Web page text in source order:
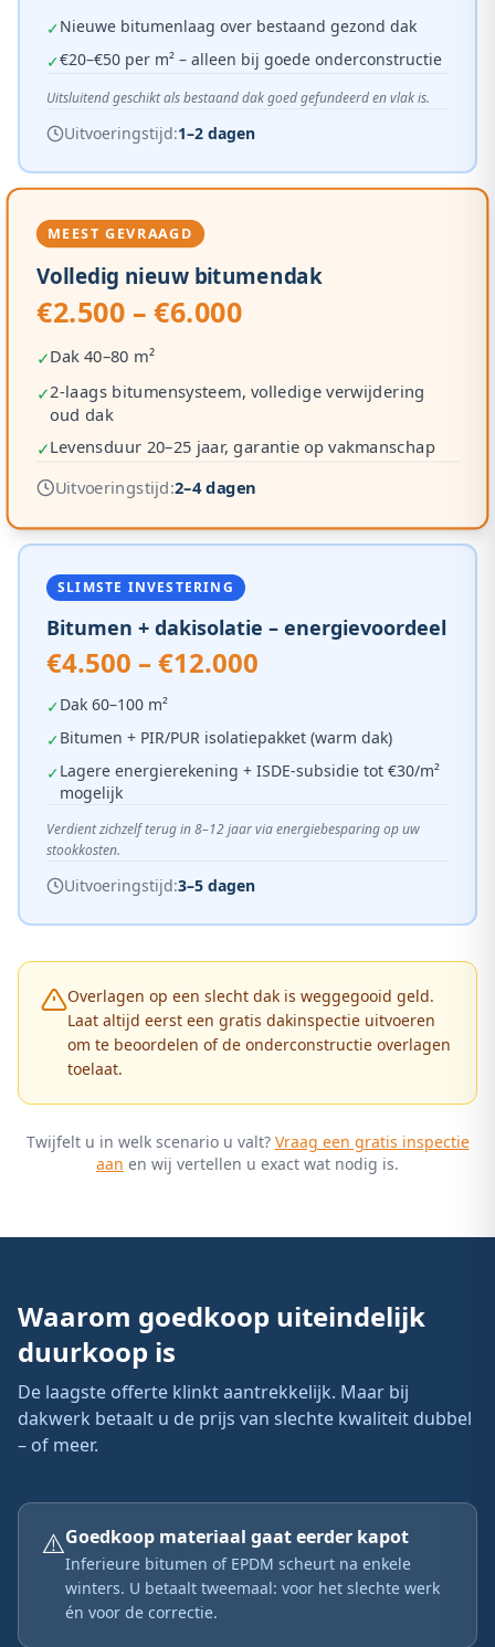
✓Nieuwe bitumenlaag over bestaand gezond dak
✓€20–€50 per m² – alleen bij goede onderconstructie
Uitsluitend geschikt als bestaand dak goed gefundeerd en vlak is.
Uitvoeringstijd:1–2 dagen
MEEST GEVRAAGD
Volledig nieuw bitumendak
€2.500 – €6.000
✓Dak 40–80 m²
✓2-laags bitumensysteem, volledige verwijdering
oud dak
✓Levensduur 20–25 jaar, garantie op vakmanschap
Uitvoeringstijd:2–4 dagen
SLIMSTE INVESTERING
Bitumen + dakisolatie – energievoordeel
€4.500 – €12.000
✓Dak 60–100 m²
✓Bitumen + PIR/PUR isolatiepakket (warm dak)
✓Lagere energierekening + ISDE-subsidie tot €30/m²
mogelijk
Verdient zichzelf terug in 8–12 jaar via energiebesparing op uw
stookkosten.
Uitvoeringstijd:3–5 dagen
Overlagen op een slecht dak is weggegooid geld.
Laat altijd eerst een gratis dakinspectie uitvoeren
om te beoordelen of de onderconstructie overlagen
toelaat.
Twijfelt u in welk scenario u valt? Vraag een gratis inspectie
aan en wij vertellen u exact wat nodig is.
Waarom goedkoop uiteindelijk
duurkoop is
De laagste offerte klinkt aantrekkelijk. Maar bij
dakwerk betaalt u de prijs van slechte kwaliteit dubbel
– of meer.
⚠️Goedkoop materiaal gaat eerder kapot
Inferieure bitumen of EPDM scheurt na enkele
winters. U betaalt tweemaal: voor het slechte werk
én voor de correctie.